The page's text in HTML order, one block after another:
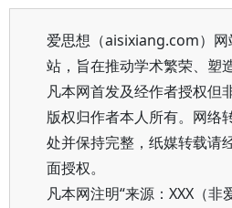
爱思想（aisixiang.com）网
站，旨在推动学术繁荣、塑
凡本网首发及经作者授权但
版权归作者本人所有。网络
处并保持完整，纸媒转载请
面授权。
凡本网注明“来源：XXX（非